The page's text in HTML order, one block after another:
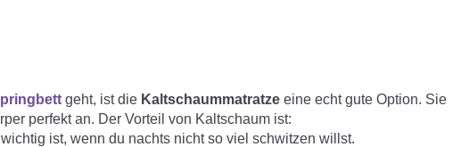
geht, ist die Kaltschaummatratze eine echt gute Option. Sie
perfekt an. Der Vorteil von Kaltschaum ist:
ist, wenn du nachts nicht so viel schwitzen willst.